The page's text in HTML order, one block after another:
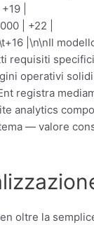
|
| +22 |
\t+16 |\n\nIl
requisiti
operativi
registra
analytics
— valore
oltre la